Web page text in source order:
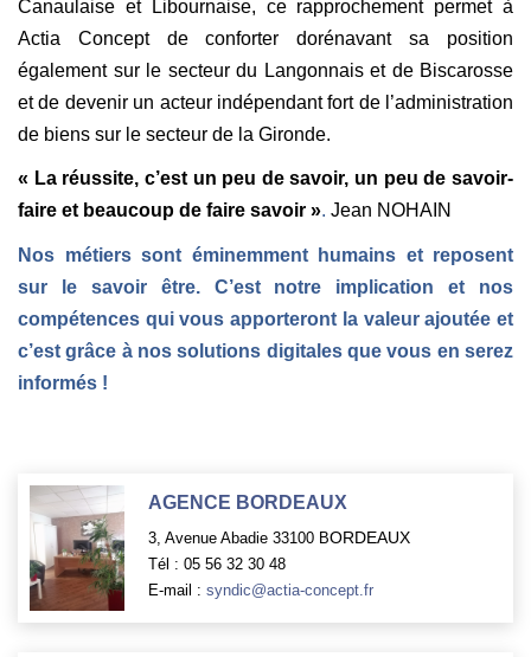
Canaulaise et Libournaise, ce rapprochement permet à
Actia Concept de conforter dorénavant sa position
également sur le secteur du Langonnais et de Biscarosse
et de devenir un acteur indépendant fort de l’administration
de biens sur le secteur de la Gironde.
« La réussite, c’est un peu de savoir, un peu de savoir-
faire et beaucoup de faire savoir ». Jean NOHAIN
Nos métiers sont éminemment humains et reposent
sur le savoir être. C’est notre implication et nos
compétences qui vous apporteront la valeur ajoutée et
c’est grâce à nos solutions digitales que vous en serez
informés !
AGENCE BORDEAUX
3, Avenue Abadie 33100 BORDEAUX
Tél : 05 56 32 30 48
E-mail : syndic@actia-concept.fr